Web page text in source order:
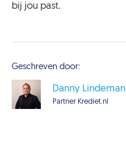
bij jou past.
Geschreven door:
Danny Lindeman
Partner Krediet.nl